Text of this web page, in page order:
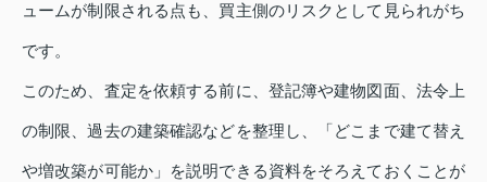
ュームが制限される点も、買主側のリスクとして見られがち
です。
このため、査定を依頼する前に、登記簿や建物図面、法令上
の制限、過去の建築確認などを整理し、「どこまで建て替え
や増改築が可能か」を説明できる資料をそろえておくことが